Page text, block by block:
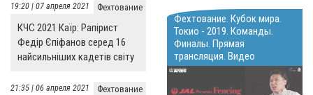
Фехтование
19:20 | 07 апреля 2021
КЧС 2021 Каїр: Рапірист
Федір Єпіфанов серед 16
найсильніших кадетів світу
Фехтование
21:35 | 06 апреля 2021
Фехтование. Кубок мира.
Токио - 2019. Команды.
Финалы. Прямая
трансляция. Видео